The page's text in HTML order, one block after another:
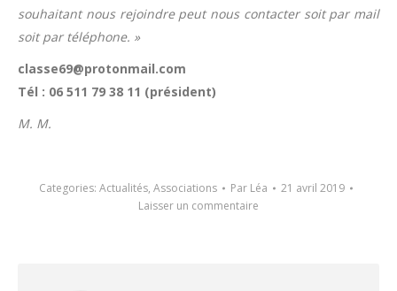
souhaitant nous rejoindre peut nous contacter soit par mail
soit par téléphone. »
classe69@protonmail.com
Tél : 06 511 79 38 11 (président)
M. M.
Categories: Actualités, Associations Par Léa
21 avril 2019
Laisser un commentaire